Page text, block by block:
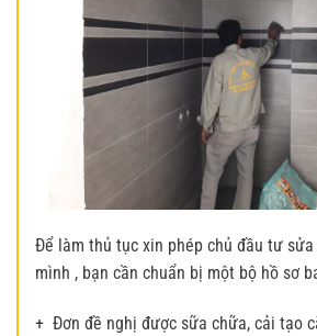
Để làm thủ tục xin phép chủ đầu tư
mình , bạn cần chuẩn bị một bộ hồ sơ
+ Đơn đề nghị được sữa chữa, cải tạo